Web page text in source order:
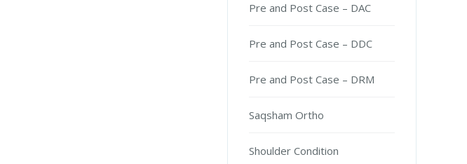
Pre and Post Case – DAC
Pre and Post Case – DDC
Pre and Post Case – DRM
Saqsham Ortho
Shoulder Condition